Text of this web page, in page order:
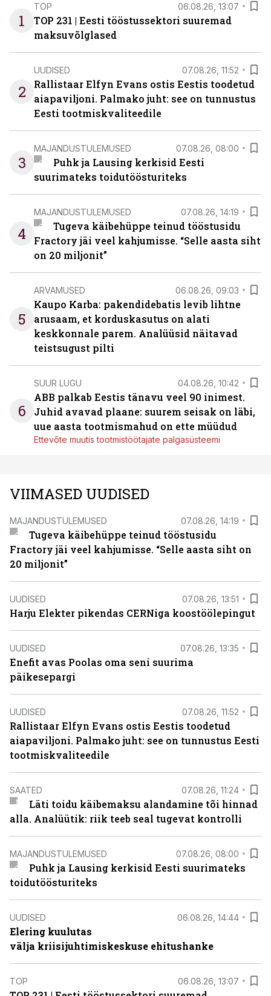
1
TOP 06.08.26, 13:07
TOP 231 | Eesti tööstussektori suuremad
maksuvõlglased
2
UUDISED 07.08.26, 11:52
Rallistaar Elfyn Evans ostis Eestis toodetud
aiapaviljoni. Palmako juht: see on tunnustus
Eesti tootmiskvaliteedile
3
MAJANDUSTULEMUSED 07.08.26, 08:00
Puhk ja Lausing kerkisid Eesti
suurimateks toidutöösturiteks
4
MAJANDUSTULEMUSED 07.08.26, 14:19
Tugeva käibehüppe teinud tööstusidu
Fractory jäi veel kahjumisse. “Selle aasta siht
on 20 miljonit”
5
ARVAMUSED 06.08.26, 09:03
Kaupo Karba: pakendidebatis levib lihtne
arusaam, et korduskasutus on alati
keskkonnale parem. Analüüsid näitavad
teistsugust pilti
6
SUUR LUGU 04.08.26, 10:42
ABB palkab Eestis tänavu veel 90 inimest.
Juhid avavad plaane: suurem seisak on läbi,
uue aasta tootmismahud on ette müüdud
Ettevõte muutis tootmistöötajate palgasüsteemi
VIIMASED UUDISED
MAJANDUSTULEMUSED 07.08.26, 14:19
Tugeva käibehüppe teinud tööstusidu
Fractory jäi veel kahjumisse. “Selle aasta siht on
20 miljonit”
UUDISED 07.08.26, 13:51
Harju Elekter pikendas CERNiga koostöölepingut
UUDISED 07.08.26, 13:35
Enefit avas Poolas oma seni suurima
päikesepargi
UUDISED 07.08.26, 11:52
Rallistaar Elfyn Evans ostis Eestis toodetud
aiapaviljoni. Palmako juht: see on tunnustus Eesti
tootmiskvaliteedile
SAATED 07.08.26, 11:24
Läti toidu käibemaksu alandamine tõi hinnad
alla. Analüütik: riik teeb seal tugevat kontrolli
MAJANDUSTULEMUSED 07.08.26, 08:00
Puhk ja Lausing kerkisid Eesti suurimateks
toidutöösturiteks
UUDISED 06.08.26, 14:44
Elering kuulutas
välja kriisijuhtimiskeskuse ehitushanke
TOP 06.08.26, 13:07